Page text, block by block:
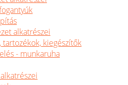
alkatrészei
tartozékok, kiegészítők
- munkaruha